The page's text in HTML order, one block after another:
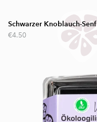
Schwarzer Knoblauch-Senf
€4.50